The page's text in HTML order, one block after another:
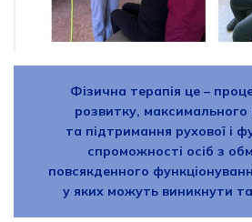
Фізична терапія це –
розвитку, максимального
та підтримання рухової і
спроможності осіб з
повсякденного
у яких можуть виникнути